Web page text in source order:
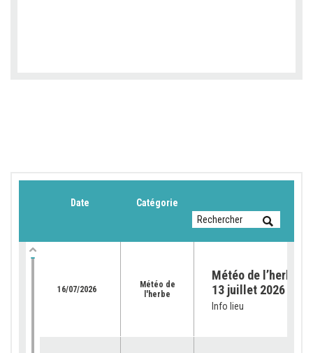
Date Catégorie
16/07/2026
Météo de
l'herbe
Météo de l’herbe
13 juillet 2026
Info lieu